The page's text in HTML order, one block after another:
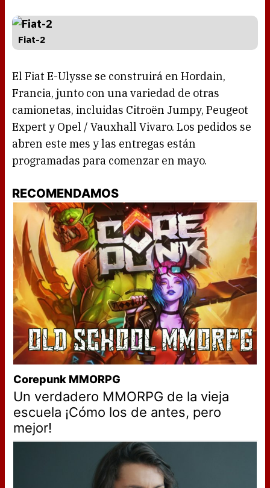
Fiat-2
El Fiat E-Ulysse se construirá en Hordain,
Francia, junto con una variedad de otras
camionetas, incluidas Citroën Jumpy, Peugeot
Expert y Opel / Vauxhall Vivaro. Los pedidos se
abren este mes y las entregas están
programadas para comenzar en mayo.
RECOMENDAMOS
Corepunk MMORPG
Un verdadero MMORPG de la vieja
escuela ¡Cómo los de antes, pero
mejor!